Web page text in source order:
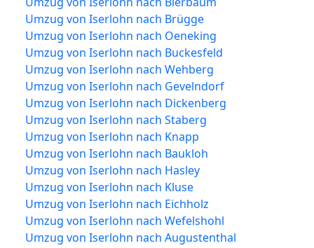
Umzug von Iserlohn nach Brügge
Umzug von Iserlohn nach Oeneking
Umzug von Iserlohn nach Buckesfeld
Umzug von Iserlohn nach Wehberg
Umzug von Iserlohn nach Gevelndorf
Umzug von Iserlohn nach Dickenberg
Umzug von Iserlohn nach Staberg
Umzug von Iserlohn nach Knapp
Umzug von Iserlohn nach Baukloh
Umzug von Iserlohn nach Hasley
Umzug von Iserlohn nach Kluse
Umzug von Iserlohn nach Eichholz
Umzug von Iserlohn nach Wefelshohl
Umzug von Iserlohn nach Augustenthal